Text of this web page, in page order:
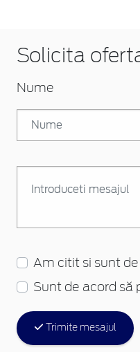
Solicita
Nume
Am citit si sunt
Sunt de acord să
Trimite mesajul